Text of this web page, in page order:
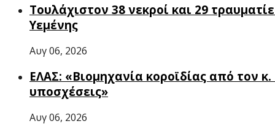
Τουλάχιστον 38 νεκροί και 29
Υεμένης
Αυγ 06, 2026
ΕΛΑΣ: «Βιομηχανία κοροϊδίας από τον
υποσχέσεις»
Αυγ 06, 2026